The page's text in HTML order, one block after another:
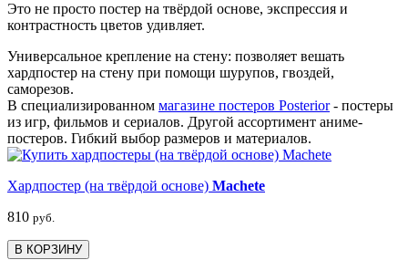
Это не просто постер на твёрдой основе, экспрессия и
контрастность цветов удивляет.
Универсальное крепление на стену: позволяет вешать
хардпостер на стену при помощи шурупов, гвоздей,
саморезов.
В специализированном магазине постеров Posterior- постеры
из игр, фильмов и сериалов. Другой ассортимент аниме-
постеров. Гибкий выбор размеров и материалов.
Хардпостер (на твёрдой основе) Machete
810 руб.
В КОРЗИНУ